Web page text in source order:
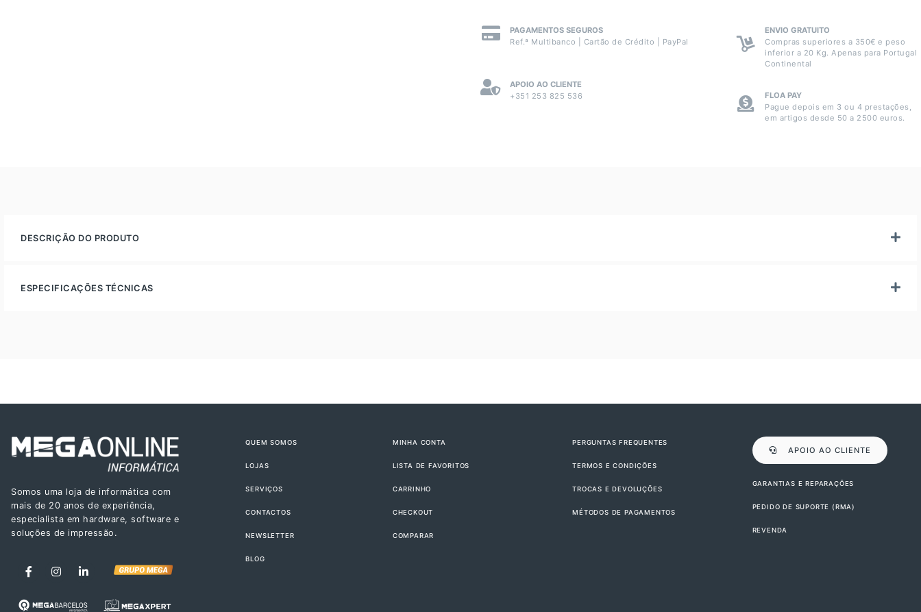
PAGAMENTOS SEGUROS
Ref.ª Multibanco | Cartão de Crédito | PayPal
APOIO AO CLIENTE
+351 253 825 536
ENVIO GRATUITO
Compras superiores a 350€ e peso
inferior a 20 Kg. Apenas para Portugal
Continental
FLOA PAY
Pague depois em 3 ou 4 prestações,
em artigos desde 50 a 2500 euros.
DESCRIÇÃO DO PRODUTO
ESPECIFICAÇÕES TÉCNICAS
Somos uma loja de informática com
mais de 20 anos de experiência,
especialista em hardware, software e
soluções de impressão.
QUEM SOMOS
LOJAS
SERVIÇOS
CONTACTOS
NEWSLETTER
BLOG
MINHA CONTA
LISTA DE FAVORITOS
CARRINHO
CHECKOUT
COMPARAR
PERGUNTAS FREQUENTES
TERMOS E CONDIÇÕES
TROCAS E DEVOLUÇÕES
MÉTODOS DE PAGAMENTOS
APOIO AO CLIENTE
GARANTIAS E REPARAÇÕES
PEDIDO DE SUPORTE (RMA)
REVENDA